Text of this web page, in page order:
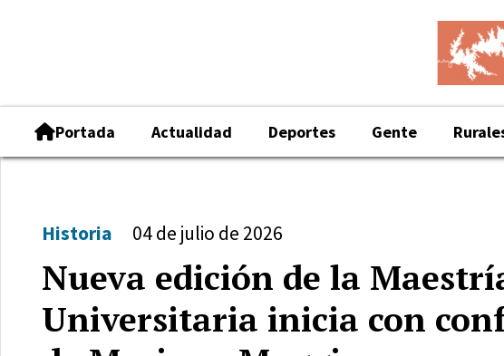
Portada Actualidad Deportes Gente
Nueva edición de la
Universitaria inicia con
Historia 04 de julio de 2026